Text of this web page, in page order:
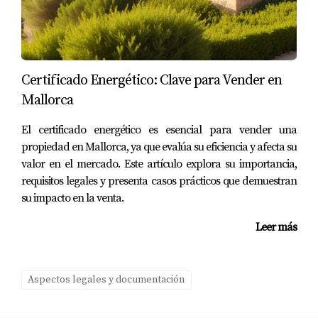
La pareja Martínez estaba emocionada por mudarse a su
nueva casa en Mallorca, pero se encontraron con un
obstáculo inesperado: no habían obtenido la cédula de
habitabilidad antes de listar su propiedad. Esto les costó
valiosos días mientras esperaban que se completara el
pero aprendieron lo vital que es anticiparse a todos los
requisitos legales.
Conclusión
escrituras y cédulas, cada uno juega un papel crucial en
Certificado Energético: Clave para Vender en
Mallorca
El certificado energético es esencial para vender una
propiedad en Mallorca, ya que evalúa su eficiencia y afecta su
valor en el mercado. Este artículo explora su importancia,
requisitos legales y presenta casos prácticos que demuestran
su impacto en la venta.
Leer más
Aspectos legales y documentación